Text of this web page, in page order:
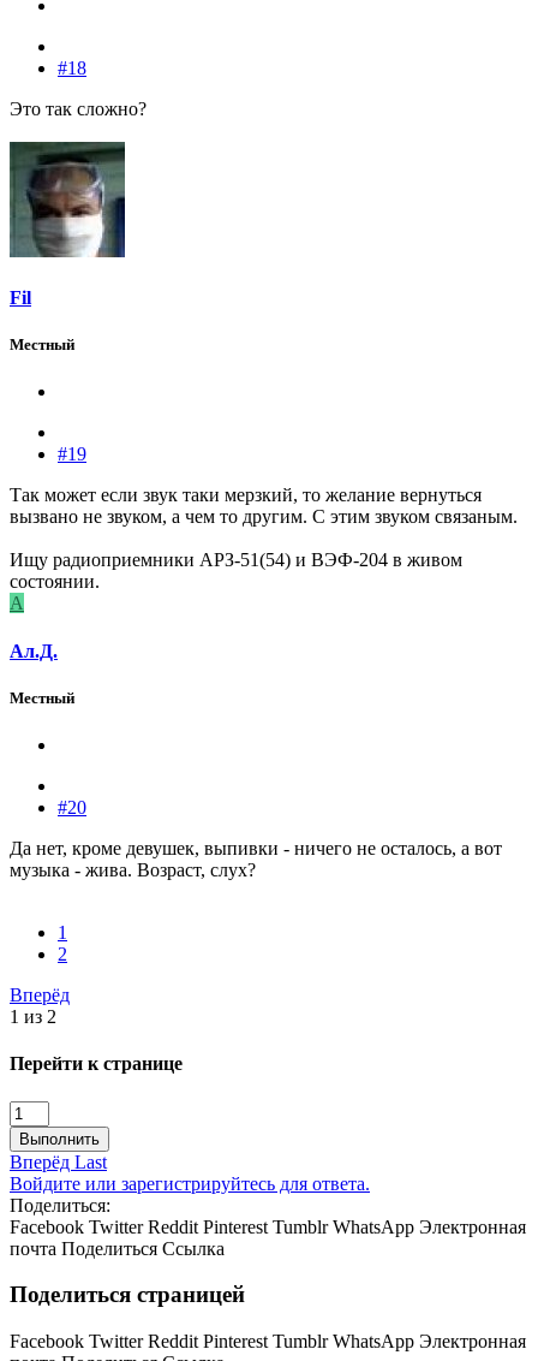
#18
Это так сложно?
Fil
Местный
#19
Так может если звук таки мерзкий, то желание вернуться
вызвано не звуком, а чем то другим. С этим звуком связаным.
Ищу радиоприемники АРЗ-51(54) и ВЭФ-204 в живом
состоянии.
А
Ал.Д.
Местный
#20
Да нет, кроме девушек, выпивки - ничего не осталось, а вот
музыка - жива. Возраст, слух?
1
2
Вперёд
1 из 2
Перейти к странице
Выполнить
Вперёд Last
Войдите или зарегистрируйтесь для ответа.
Поделиться:
Facebook Twitter Reddit Pinterest Tumblr WhatsApp Электронная
почта Поделиться Ссылка
Поделиться страницей
Facebook Twitter Reddit Pinterest Tumblr WhatsApp Электронная